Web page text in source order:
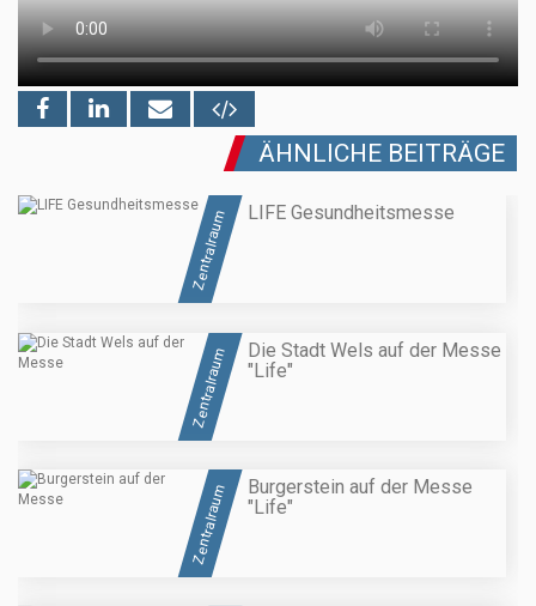
ÄHNLICHE BEITRÄGE
Zentralraum LIFE Gesundheitsmesse
Zentralraum
Die Stadt Wels auf der Messe
"Life"
Zentralraum
Burgerstein auf der Messe
"Life"